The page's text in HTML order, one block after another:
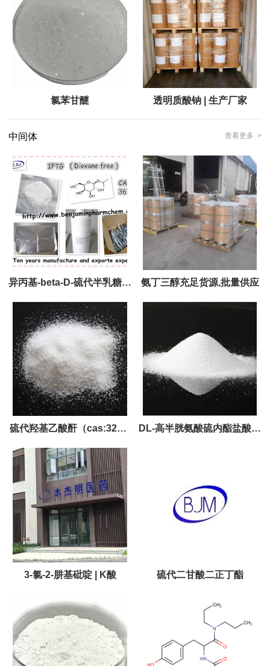
氯苯甘醚 透明质酸钠 | 生产厂家
中间体 查看更多 >
异丙基-beta-D-硫代半乳糖吡
喃糖苷(IPTG)
氨丁三醇充足货源,批量供应
硫代羟基乙酸酐（cas:3261-
87-8）| 薄利多销！
DL-高半胱氨酸硫内酯盐酸盐
3-氯-2-肼基砒啶 | K酸 硫代二甘酸二正丁酯